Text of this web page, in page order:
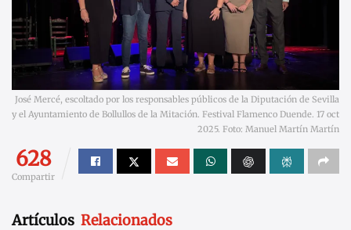
José Mercé, escoltado por los responsables públicos de la Diputación de Sevilla
y el Ayuntamiento de Bollullos de la Mitación. Festival Flamenco Duende. 17 oct
2025. Foto: Manuel Martín Martín
628
Compartir
Artículos Relacionados